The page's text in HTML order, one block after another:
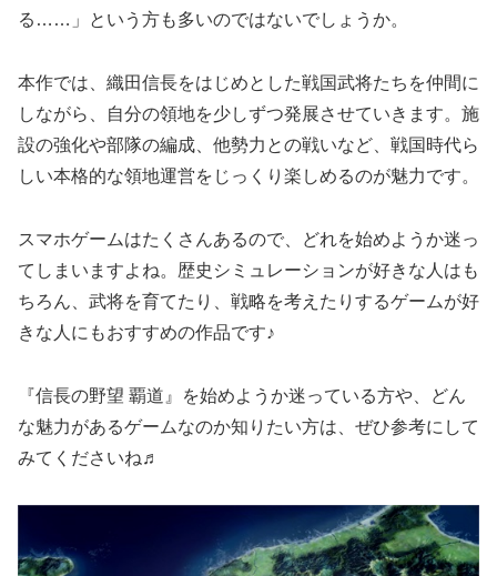
る……」という方も多いのではないでしょうか。
本作では、織田信長をはじめとした戦国武将たちを仲間に
しながら、自分の領地を少しずつ発展させていきます。施
設の強化や部隊の編成、他勢力との戦いなど、戦国時代ら
しい本格的な領地運営をじっくり楽しめるのが魅力です。
スマホゲームはたくさんあるので、どれを始めようか迷っ
てしまいますよね。歴史シミュレーションが好きな人はも
ちろん、武将を育てたり、戦略を考えたりするゲームが好
きな人にもおすすめの作品です♪
『信長の野望 覇道』を始めようか迷っている方や、どん
な魅力があるゲームなのか知りたい方は、ぜひ参考にして
みてくださいね♬